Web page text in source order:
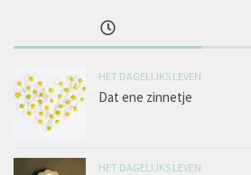
HET DAGELIJKS LEVEN
Dat ene zinnetje
HET DAGELIJKS LEVEN